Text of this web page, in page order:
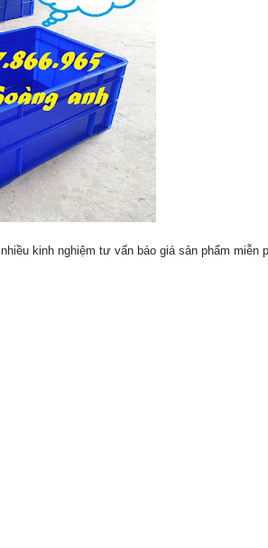
kinh nghiệm tư vấn báo giá sản phẩm miễn